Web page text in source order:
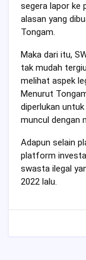
segera lapor ke
alasan yang
Tongam.
Maka dari itu,
tak mudah
melihat aspek
Menurut
diperlukan
muncul dengan
Adapun selain
platform
swasta ilegal
2022 lalu.